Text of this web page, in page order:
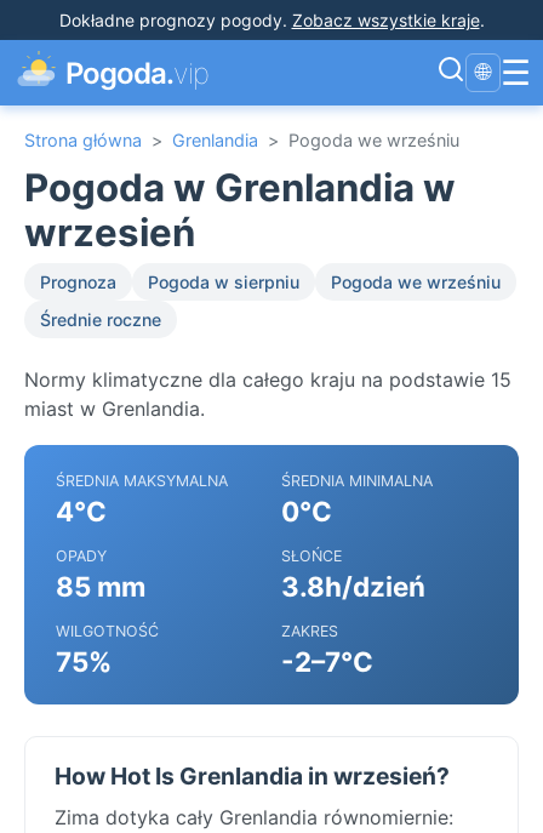
Dokładne prognozy pogody. Zobacz wszystkie kraje.
Pogoda.vip 🌐 ☰
Strona główna > Grenlandia > Pogoda we wrześniu
Pogoda w Grenlandia w
wrzesień
Prognoza Pogoda w sierpniu
Pogoda we wrześniu
Średnie roczne
Normy klimatyczne dla całego kraju na podstawie 15
miast w Grenlandia.
ŚREDNIA MAKSYMALNA
4°C
ŚREDNIA MINIMALNA
0°C
OPADY
85 mm
SŁOŃCE
3.8h/dzień
WILGOTNOŚĆ
75%
ZAKRES
-2–7°C
How Hot Is Grenlandia in wrzesień?
Zima dotyka cały Grenlandia równomiernie: